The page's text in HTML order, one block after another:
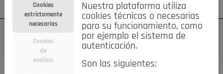
Su cuenta Regístrese ¿Olvidó su contraseña?
Cookies
estrictamente
necesarias
Cookies
de
análisis
Nuestra plataforma utiliza
cookies técnicas o necesarias
para su funcionamiento, como
por ejemplo el sistema de
autenticación.
Son las siguientes: